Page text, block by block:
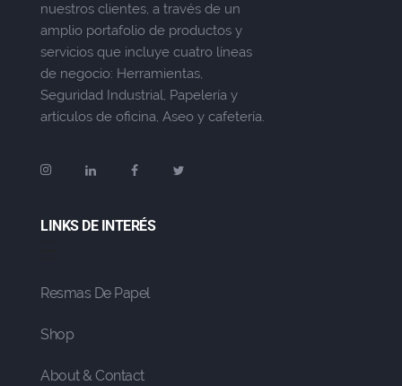
nuestros clientes, a través de un
amplio portafolio de productos y
servicios que incluye cuatro líneas
de negocio: Herramientas,
Seguridad Industrial, Papelería y
artículos de oficina, Aseo y cafetería.
LINKS DE INTERÉS
Resmas De Papel
Shop
About & Contact